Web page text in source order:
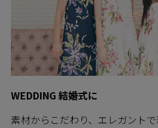
WEDDING 結婚式に
素材からこだわり、エレガント